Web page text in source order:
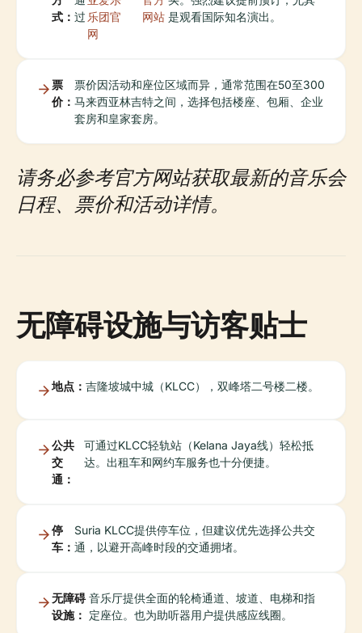
式： 过 乐团官
网
网站 是观看国际知名演出。
票
价：
票价因活动和座位区域而异，通常范围在50至300
马来西亚林吉特之间，选择包括楼座、包厢、企业
套房和皇家套房。
请务必参考官方网站获取最新的音乐会
日程、票价和活动详情。
无障碍设施与访客贴士
地点： 吉隆坡城中城（KLCC），双峰塔二号楼二楼。
公共
交
通：
可通过KLCC轻轨站（Kelana Jaya线）轻松抵
达。出租车和网约车服务也十分便捷。
停
车：
Suria KLCC提供停车位，但建议优先选择公共交
通，以避开高峰时段的交通拥堵。
无障碍
设施：
音乐厅提供全面的轮椅通道、坡道、电梯和指
定座位。也为助听器用户提供感应线圈。